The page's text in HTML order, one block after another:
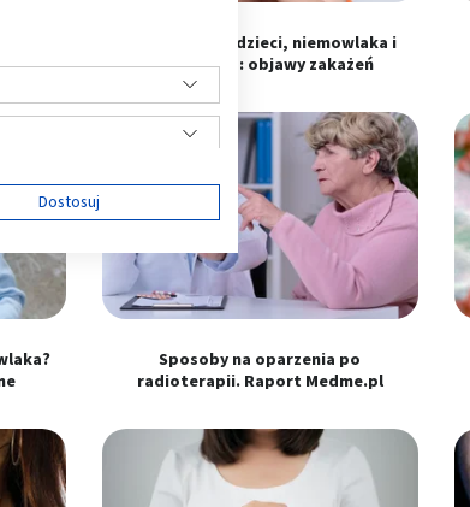
Gronkowiec u dzieci, niemowlaka i
noworodka: objawy zakażeń
Sposoby na oparzenia po
radioterapii. Raport Medme.pl
Dostosuj